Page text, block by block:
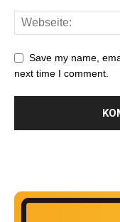
Save my name,
next time I comment.